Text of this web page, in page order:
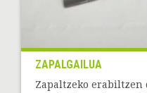
ZAPALGAILUA
Zapaltzeko erabiltzen